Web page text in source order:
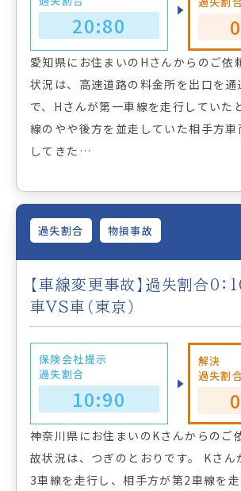
20:80
愛知県にお住まいのHさんからのご依
状況は、高速道路の料金所を出口を通
で、Hさんが第一車線を走行していた
線のやや後方を並走していた相手方車
してきた…
過失割合 物損事故
【車線変更事故】過失割合0：
車VS車（東京）
保険会社提示
過失割合
10:90
解決
過失割
神奈川県にお住まいのKさんからのご
故状況は、つぎのとおりです。 Kさん
3車線を走行し、相手方が第2車線を